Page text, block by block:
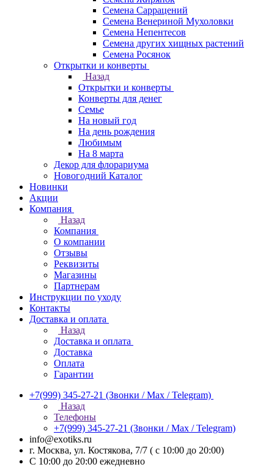
Семена Саррацений
Семена Венериной Мухоловки
Семена Непентесов
Семена других хищных растений
Семена Росянок
Открытки и конверты
Назад
Открытки и конверты
Конверты для денег
Семье
На новый год
На день рождения
Любимым
На 8 марта
Декор для флорариума
Новогодний Каталог
Новинки
Акции
Компания
Назад
Компания
О компании
Отзывы
Реквизиты
Магазины
Партнерам
Инструкции по уходу
Контакты
Доставка и оплата
Назад
Доставка и оплата
Доставка
Оплата
Гарантии
+7(999) 345-27-21 (Звонки / Max / Telegram)
Назад
Телефоны
+7(999) 345-27-21 (Звонки / Max / Telegram)
info@exotiks.ru
г. Москва, ул. Костякова, 7/7 ( с 10:00 до 20:00)
С 10:00 до 20:00 ежедневно